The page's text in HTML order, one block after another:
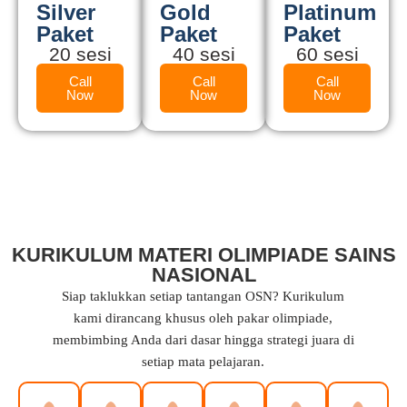
Silver
Paket
20 sesi
Call
Now
Gold
Paket
40 sesi
Call
Now
Platinum
Paket
60 sesi
Call
Now
KURIKULUM MATERI OLIMPIADE SAINS
NASIONAL
Siap taklukkan setiap tantangan OSN? Kurikulum
kami dirancang khusus oleh pakar olimpiade,
membimbing Anda dari dasar hingga strategi juara di
setiap mata pelajaran.